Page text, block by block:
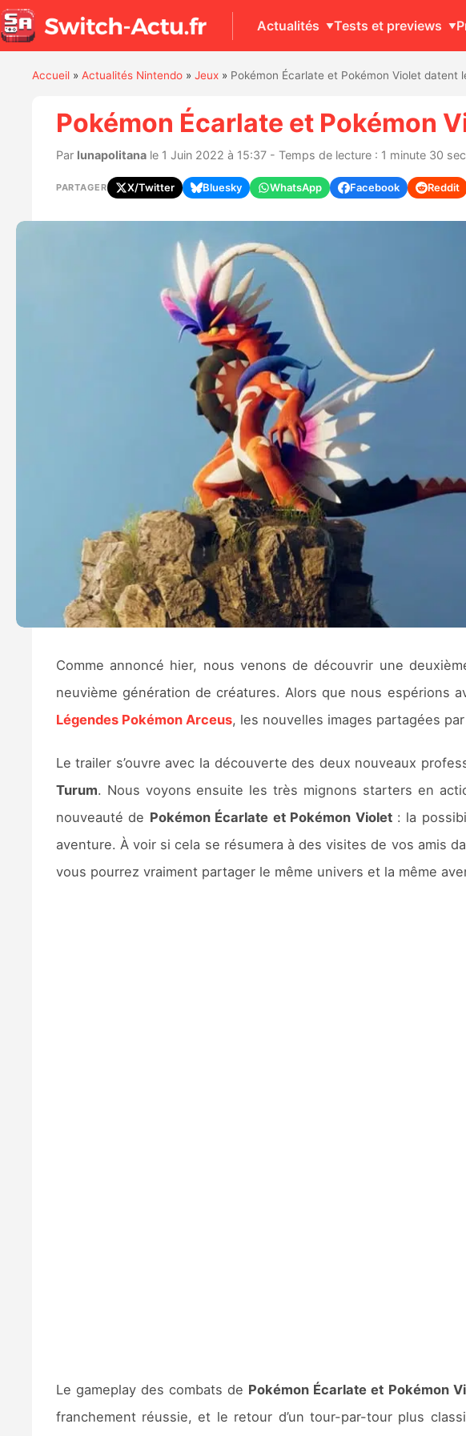
Actualités Tests et previews
Accueil» Actualités Nintendo» Jeux» Pokémon Écarlate et Pokémon Violet datent
Pokémon Écarlate et Pokémon
Par lunapolitanale 1 Juin 2022 à 15:37 - Temps de lecture : 1 minute 30 sec
PARTAGER X/Twitter Bluesky WhatsApp Facebook Reddit
Comme annoncé hier, nous venons de découvrir une
neuvième génération de créatures. Alors que nous espérions
Légendes Pokémon Arceus, les nouvelles images partagées par
Le trailer s’ouvre avec la découverte des deux nouveaux
Turum. Nous voyons ensuite les très mignons starters en
nouveauté de Pokémon Écarlate et Pokémon Violet: la
aventure. À voir si cela se résumera à des visites de vos amis
vous pourrez vraiment partager le même univers et la même
Le gameplay des combats de Pokémon Écarlate et Pokémon
franchement réussie, et le retour d’un tour-par-tour plus